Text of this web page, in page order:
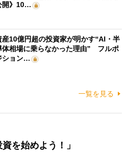
開》10…
産10億円超の投資家が明かす“AI・半
体相場に乗らなかった理由” フルポ
ション…
一覧を見る
を始めよう！」